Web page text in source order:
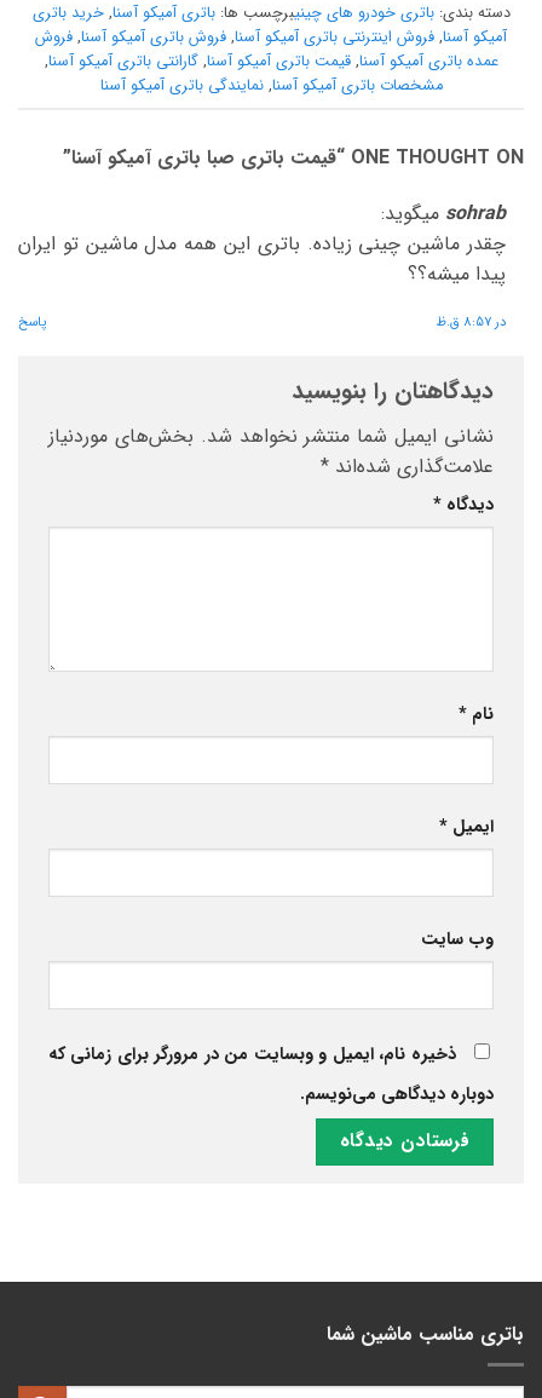
دسته بندی:باتری خودرو های چینیبرچسب ها:باتری آمیکو آسنا,خرید باتری
آمیکو آسنا, فروش اینترنتی باتری آمیکو آسنا, فروش باتری آمیکو آسنا, فروش
عمده باتری آمیکو آسنا,قیمت باتری آمیکو آسنا,گارانتی باتری آمیکو آسنا,
مشخصات باتری آمیکو آسنا,نمایندگی باتری آمیکو آسنا
ONE THOUGHT ON “ قیمت باتری صبا باتری آمیکو آسنا”
sohrab میگوید:
چقدر ماشین چینی زیاده. باتری این همه مدل ماشین تو ایران
پیدا میشه؟؟
در 8:57 ق.ظ پاسخ
دیدگاهتان را بنویسید
نشانی ایمیل شما منتشر نخواهد شد. بخش‌های موردنیاز
علامت‌گذاری شده‌اند *
دیدگاه *
نام *
ایمیل *
وب‌ سایت
ذخیره نام، ایمیل و وبسایت من در مرورگر برای زمانی که
دوباره دیدگاهی می‌نویسم.
باتری مناسب ماشین شما